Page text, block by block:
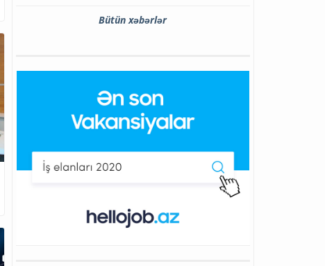
Bütün xəbərlər